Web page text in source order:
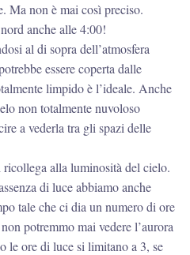
Ma non è mai così preciso.
anche alle 4:00!
al di sopra dell’atmosfera
essere coperta dalle
limpido è l’ideale. Anche
non totalmente nuvoloso
a vederla tra gli spazi delle
ricollega alla luminosità del cielo.
di luce abbiamo anche
tale che ci dia un numero di ore
potremmo mai vedere l’aurora
le ore di luce si limitano a 3, se